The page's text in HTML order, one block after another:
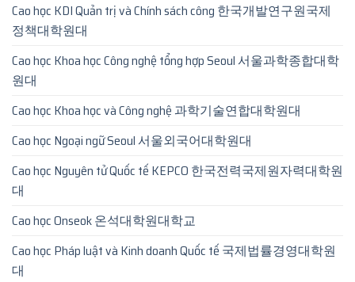
Cao học KDI Quản trị và Chính sách công 한국개발연구원국제
정책대학원대
Cao học Khoa học Công nghệ tổng hợp Seoul 서울과학종합대학
원대
Cao học Khoa học và Công nghệ 과학기술연합대학원대
Cao học Ngoại ngữ Seoul 서울외국어대학원대
Cao học Nguyên tử Quốc tế KEPCO 한국전력국제원자력대학원
대
Cao học Onseok 온석대학원대학교
Cao học Pháp luật và Kinh doanh Quốc tế 국제법률경영대학원
대